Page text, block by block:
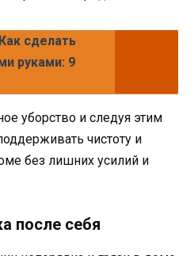
Как сделать
руками: 9
уборство и следуя этим
чистоту и
без лишних усилий и
после себя